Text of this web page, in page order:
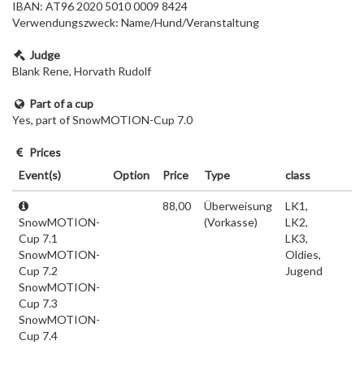
IBAN: AT96 2020 5010 0009 8424
Verwendungszweck: Name/Hund/Veranstaltung
Judge
Blank Rene, Horvath Rudolf
Part of a cup
Yes, part of SnowMOTION-Cup 7.0
Prices
Event(s)
Option Price Type class
SnowMOTION-
Cup 7.1
SnowMOTION-
Cup 7.2
SnowMOTION-
Cup 7.3
SnowMOTION-
Cup 7.4
88,00
Überweisung
(Vorkasse)
LK1,
LK2,
LK3,
Oldies,
Jugend